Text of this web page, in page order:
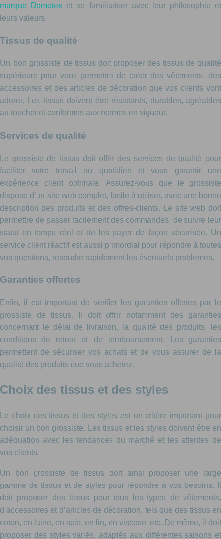
marque Domotex et se familiariser avec leur philosophie et
leurs valeurs.
Tissus de qualité
Un bon grossiste de tissus doit proposer des tissus de qualité
supérieure pour vous permettre de créer des vêtements, des
accessoires et des articles de décoration que vos clients vont
adorer. Les tissus doivent être résistants, durables, agréables
au toucher et conformes aux normes en vigueur.
Services de qualité
Le grossiste de tissus doit offrir des services de qualité pour
faciliter votre travail au quotidien et vous garantir une
expérience client optimale. Assurez-vous que le grossiste
dispose d’un site web complet, facile à utiliser, avec une bonne
description des produits et des offres-clients. Le site web doit
permettre de passer facilement des commandes, de suivre leur
statut en temps réel et de les payer de façon sécurisée. Un
service client réactif est aussi primordial pour répondre à toutes
vos questions, résoudre rapidement les éventuels problèmes.
Garanties offertes
Enfin, il est important de vérifier les garanties offertes par le
grossiste de tissus. Il doit offrir notamment des garanties
concernant le délai de livraison, la qualité des produits, les
conditions de retour et de remboursement. Les garanties
permettent de sécuriser vos achats et de vous assurer de la
qualité des produits que vous achetez.
Choix des tissus et des styles
Le choix des tissus et des styles est un critère important pour
choisir un bon grossiste. Les tissus et les styles doivent être en
adéquation avec les tendances du marché et les attentes de
vos clients.
Un bon grossiste de tissus doit ainsi proposer une large
gamme de tissus et de styles pour répondre à vos besoins. Il
doit proposer des tissus pour tous les types de vêtements,
d’accessoires et d’articles de décoration, tels que des tissus en
coton, en laine, en soie, en lin, en viscose, etc. De même, il doit
proposer des styles variés, adaptés aux différentes saisons et